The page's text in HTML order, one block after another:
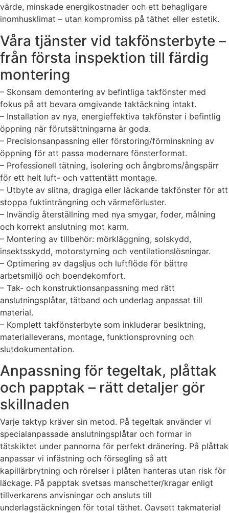
värde, minskade energikostnader och ett behagligare
inomhusklimat – utan kompromiss på täthet eller estetik.
Våra tjänster vid takfönsterbyte –
från första inspektion till färdig
montering
– Skonsam demontering av befintliga takfönster med
fokus på att bevara omgivande taktäckning intakt.
– Installation av nya, energieffektiva takfönster i befintlig
öppning när förutsättningarna är goda.
– Precisionsanpassning eller förstoring/förminskning av
öppning för att passa modernare fönsterformat.
– Professionell tätning, isolering och ångbroms/ångspärr
för ett helt luft- och vattentätt montage.
– Utbyte av slitna, dragiga eller läckande takfönster för att
stoppa fuktinträngning och värmeförluster.
– Invändig återställning med nya smygar, foder, målning
och korrekt anslutning mot karm.
– Montering av tillbehör: mörkläggning, solskydd,
insektsskydd, motorstyrning och ventilationslösningar.
– Optimering av dagsljus och luftflöde för bättre
arbetsmiljö och boendekomfort.
– Tak- och konstruktionsanpassning med rätt
anslutningsplåtar, tätband och underlag anpassat till
material.
– Komplett takfönsterbyte som inkluderar besiktning,
materialleverans, montage, funktionsprovning och
slutdokumentation.
Anpassning för tegeltak, plåttak
och papptak – rätt detaljer gör
skillnaden
Varje taktyp kräver sin metod. På tegeltak använder vi
specialanpassade anslutningsplåtar och formar in
tätskiktet under pannorna för perfekt dränering. På plåttak
anpassar vi infästning och försegling så att
kapillärbrytning och rörelser i plåten hanteras utan risk för
läckage. På papptak svetsas manschetter/kragar enligt
tillverkarens anvisningar och ansluts till
underlagstäckningen för total täthet. Oavsett takmaterial